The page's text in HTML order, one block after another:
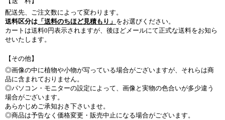
配送先、ご注文数によって変わります。
送料区分は 「送料のちほど見積もり」 をお選びください。
カートは送料0円表示されますが、後ほどメールにて正式な送料をお知ら
せいたします。
【その他】
◎画像の中に植物や小物が写っている場合がございますが、それらは商
品に含まれておりません。
◎パソコン・モニターの設定によって、画像と実物の色合いが多少違う
場合がございます。
あらかじめご承知おき下さいませ。
◎商品は予告なく価格変更・販売中止になる場合がございます。